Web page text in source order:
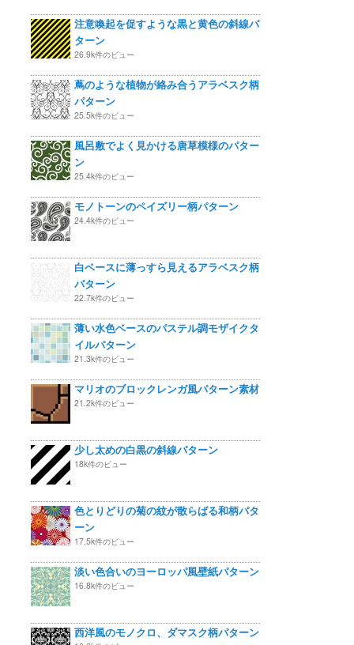
注意喚起を促すような黒と黄色の斜線パ
ターン
26.9k件のビュー
蔦のような植物が絡み合うアラベスク柄
パターン
25.5k件のビュー
風呂敷でよく見かける唐草模様のパター
ン
25.4k件のビュー
モノトーンのペイズリー柄パターン
24.4k件のビュー
白ベースに薄っすら見えるアラベスク柄
パターン
22.7k件のビュー
薄い水色ベースのパステル調モザイクタ
イルパターン
21.3k件のビュー
マリオのブロックレンガ風パターン素材
21.2k件のビュー
少し太めの白黒の斜線パターン
18k件のビュー
色とりどりの菊の紋が散らばる和柄パタ
ーン
17.5k件のビュー
淡い色合いのヨーロッパ風壁紙パターン
16.8k件のビュー
西洋風のモノクロ、ダマスク柄パターン